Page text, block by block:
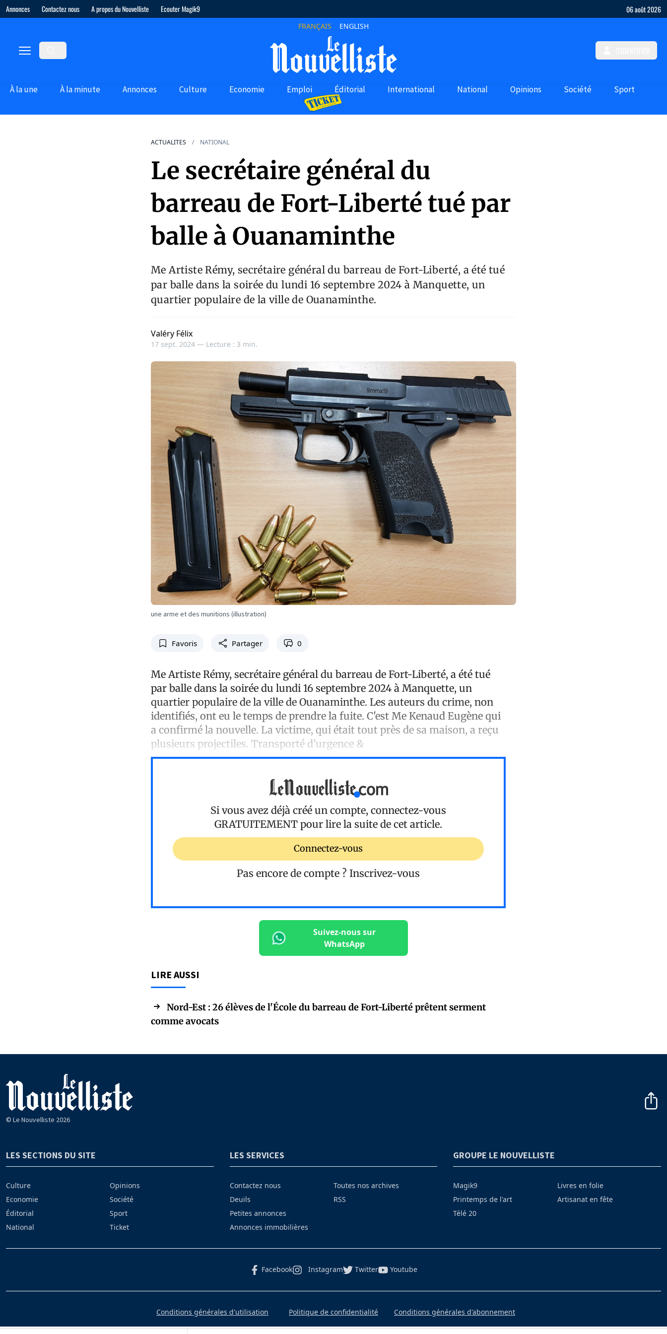
Annonces Contactez nous A propos du Nouvelliste Ecouter Magik9 06 août 2026
FRANÇAIS ENGLISH
À la une À la minute Annonces Culture Economie Emploi Éditorial International National Opinions Société Sport
ACTUALITES NATIONAL
Le secrétaire général du
barreau de Fort-Liberté tué par
balle à Ouanaminthe
Me Artiste Rémy, secrétaire général du barreau de Fort-Liberté, a été tué
par balle dans la soirée du lundi 16 septembre 2024 à Manquette, un
quartier populaire de la ville de Ouanaminthe.
Valéry Félix
17 sept. 2024 — Lecture : 3 min.
une arme et des munitions (illustration)
Favoris Partager 0
Me Artiste Rémy, secrétaire général du barreau de Fort-Liberté, a été tué
par balle dans la soirée du lundi 16 septembre 2024 à Manquette, un
quartier populaire de la ville de Ouanaminthe. Les auteurs du crime, non
identifiés, ont eu le temps de prendre la fuite. C'est Me Kenaud Eugène qui
a confirmé la nouvelle. La victime, qui était tout près de sa maison, a reçu
plusieurs projectiles. Transporté d'urgence &
Si vous avez déjà créé un compte, connectez-vous
GRATUITEMENT pour lire la suite de cet article.
Connectez-vous
Pas encore de compte ? Inscrivez-vous
Suivez-nous sur
WhatsApp
LIRE AUSSI
Nord-Est : 26 élèves de l'École du barreau de Fort-Liberté prêtent serment
comme avocats
© Le Nouvelliste 2026
LES SECTIONS DU SITE
Culture
Economie
Éditorial
National
Opinions
Société
Sport
Ticket
LES SERVICES
Contactez nous
Deuils
Petites annonces
Annonces immobilières
Toutes nos archives
RSS
GROUPE LE NOUVELLISTE
Magik9
Printemps de l'art
Télé 20
Livres en folie
Artisanat en fête
Facebook Instagram Twitter Youtube
Conditions générales d'utilisation Politique de confidentialité Conditions générales d'abonnement